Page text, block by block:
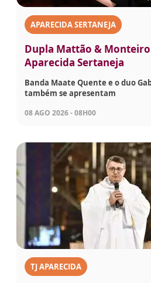
APARECIDA SERTANEJA
Dupla Mattão &
Aparecida Sertaneja
Banda Maate Quente e o duo
também se apresentam
08 AGO 2026 - 08H00
TJ APARECIDA